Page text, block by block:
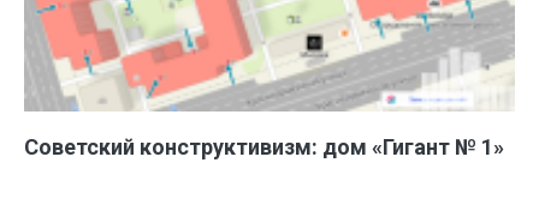
Советский конструктивизм: дом «Гигант № 1»